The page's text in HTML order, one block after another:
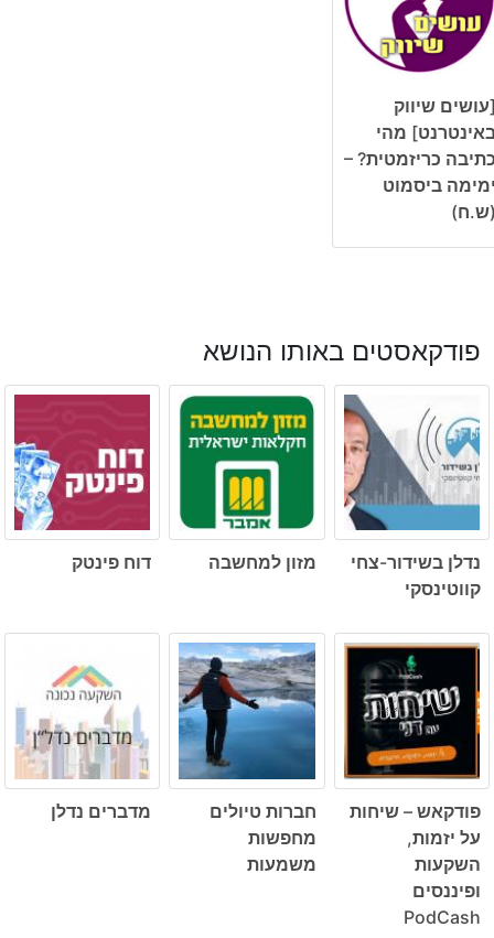
שיווק
מהי
כריזמטית? –
ביסמוט
פודקאסטים באותו הנושא
נדלן בשידור-צחי
קווטינסקי
מזון למחשבה דוח פינטק
פודקאש – שיחות
על יזמות,
השקעות
ופיננסים
PodCash
חברות טיולים
מחפשות
משמעות
מדברים נדלן